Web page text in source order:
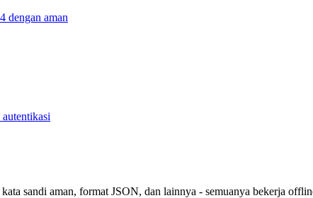
dengan aman
sandi aman, format JSON, dan lainnya - semuanya bekerja